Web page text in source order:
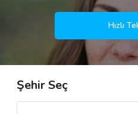
Kategoriler
🎈 Biz Kimiz?
Hızlı
Şehir Seç